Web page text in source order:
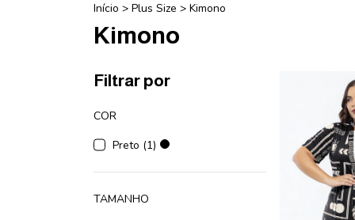
Início > Plus Size > Kimono
Kimono
Filtrar por
COR
Preto (1)
TAMANHO